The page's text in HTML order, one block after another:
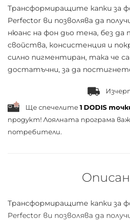
Трансформиращите капки за
Perfector ви позволява да
нюанс на фон дьо тена, без
свойства, консистенция и
силно пигментиран, така че
достатъчни, за да
Ще спечелите1 DODIS
продукт! Лоялната програма
потребители.
Трансформиращите капки за
Perfector ви позволява да